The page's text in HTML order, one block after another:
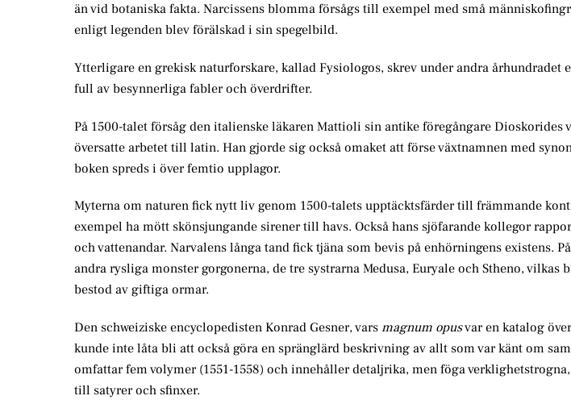
än vid botaniska fakta. Narcissens blomma försågs till exempel med små
enligt legenden blev förälskad i sin spegelbild.
Ytterligare en grekisk naturforskare, kallad Fysiologos, skrev under andra århundradet
full av besynnerliga fabler och överdrifter.
På 1500-talet försåg den italienske läkaren Mattioli sin antike föregångare Dioskorides
översatte arbetet till latin. Han gjorde sig också omaket att förse växtnamnen med
boken spreds i över femtio upplagor.
Myterna om naturen fick nytt liv genom 1500-talets upptäcktsfärder till främmande
exempel ha mött skönsjungande sirener till havs. Också hans sjöfarande kollegor
och vattenandar. Narvalens långa tand fick tjäna som bevis på enhörningens existens.
andra rysliga monster gorgonerna, de tre systrarna Medusa, Euryale och Stheno, vilkas
bestod av giftiga ormar.
Den schweiziske encyclopedisten Konrad Gesner, vars magnum opusvar en katalog
kunde inte låta bli att också göra en spränglärd beskrivning av allt som var känt om
omfattar fem volymer (1551-1558) och innehåller detaljrika, men föga
till satyrer och sfinxer.